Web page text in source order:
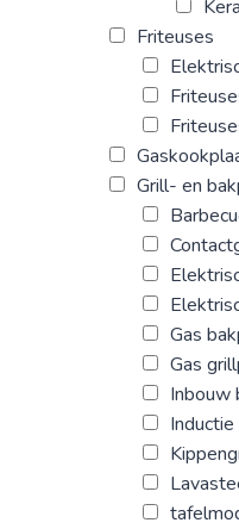
Friteuses
Grill- en
Gas
Gas
Inbouw